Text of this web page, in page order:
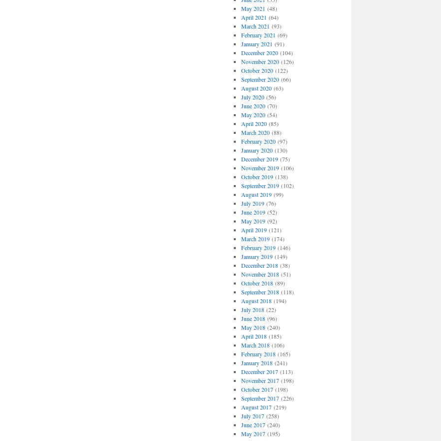
May 2021 (48)
April 2021 (64)
March 2021 (93)
February 2021 (69)
January 2021 (91)
December 2020(104)
November 2020(126)
October 2020(122)
September 2020(66)
August 2020(63)
July 2020(56)
June 2020(70)
May 2020(54)
April 2020(85)
March 2020(88)
February 2020(97)
January 2020(130)
December 2019(75)
November 2019(106)
October 2019(138)
September 2019(102)
August 2019(99)
July 2019(76)
June 2019(52)
May 2019(92)
April 2019(121)
March 2019(174)
February 2019(146)
January 2019(149)
December 2018(38)
November 2018(51)
October 2018(89)
September 2018(118)
August 2018(194)
July 2018(22)
June 2018(96)
May 2018(240)
April 2018(185)
March 2018(106)
February 2018(165)
January 2018(241)
December 2017(113)
November 2017(198)
October 2017(198)
September 2017(226)
August 2017(219)
July 2017(258)
June 2017(240)
May 2017(195)